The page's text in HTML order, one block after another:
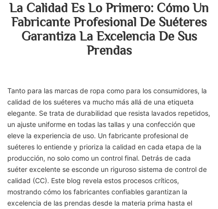
La Calidad Es Lo Primero: Cómo Un
Fabricante Profesional De Suéteres
Garantiza La Excelencia De Sus
Prendas
Tanto para las marcas de ropa como para los consumidores, la
calidad de los suéteres va mucho más allá de una etiqueta
elegante. Se trata de durabilidad que resista lavados repetidos,
un ajuste uniforme en todas las tallas y una confección que
eleve la experiencia de uso. Un fabricante profesional de
suéteres lo entiende y prioriza la calidad en cada etapa de la
producción, no solo como un control final. Detrás de cada
suéter excelente se esconde un riguroso sistema de control de
calidad (CC). Este blog revela estos procesos críticos,
mostrando cómo los fabricantes confiables garantizan la
excelencia de las prendas desde la materia prima hasta el